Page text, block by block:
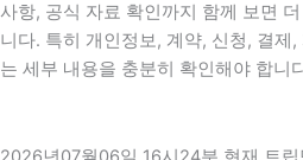
사항, 공식 자료 확인까지 함께 보면
니다. 특히 개인정보, 계약, 신청, 결제,
는 세부 내용을 충분히 확인해야 합니